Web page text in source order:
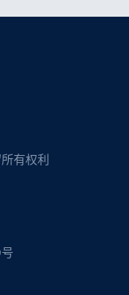
有权利